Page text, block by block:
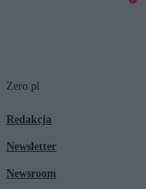
Zero.pl
Redakcja
Newsletter
Newsroom